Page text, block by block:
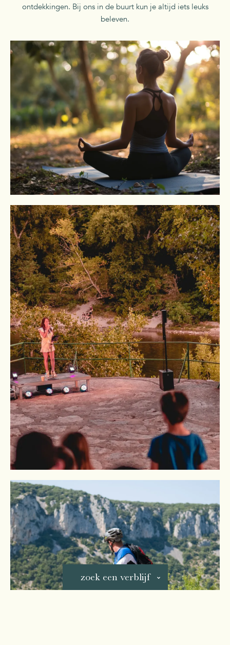
ontdekkingen. Bij ons in de buurt kun je altijd iets leuks
beleven.
zoek een verblijf